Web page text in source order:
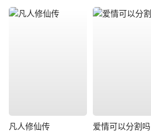
凡人修仙传 爱情可以分割吗